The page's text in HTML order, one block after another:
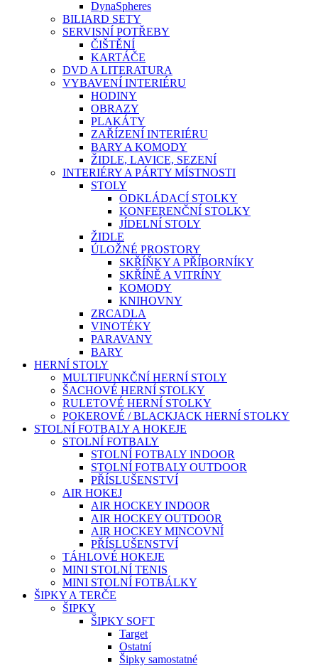
DynaSpheres
BILIARD SETY
SERVISNÍ POTŘEBY
ČIŠTĚNÍ
KARTÁČE
DVD A LITERATURA
VYBAVENÍ INTERIÉRU
HODINY
OBRAZY
PLAKÁTY
ZAŘÍZENÍ INTERIÉRU
BARY A KOMODY
ŽIDLE, LAVICE, SEZENÍ
INTERIÉRY A PÁRTY MÍSTNOSTI
STOLY
ODKLÁDACÍ STOLKY
KONFERENČNÍ STOLKY
JÍDELNÍ STOLY
ŽIDLE
ÚLOŽNÉ PROSTORY
SKŘÍŇKY A PŘÍBORNÍKY
SKŘÍNĚ A VITRÍNY
KOMODY
KNIHOVNY
ZRCADLA
VINOTÉKY
PARAVANY
BARY
HERNÍ STOLY
MULTIFUNKČNÍ HERNÍ STOLY
ŠACHOVÉ HERNÍ STOLKY
RULETOVÉ HERNÍ STOLKY
POKEROVÉ / BLACKJACK HERNÍ STOLKY
STOLNÍ FOTBALY A HOKEJE
STOLNÍ FOTBALY
STOLNÍ FOTBALY INDOOR
STOLNÍ FOTBALY OUTDOOR
PŘÍSLUŠENSTVÍ
AIR HOKEJ
AIR HOCKEY INDOOR
AIR HOCKEY OUTDOOR
AIR HOCKEY MINCOVNÍ
PŘÍSLUŠENSTVÍ
TÁHLOVÉ HOKEJE
MINI STOLNÍ TENIS
MINI STOLNÍ FOTBÁLKY
ŠIPKY A TERČE
ŠIPKY
ŠIPKY SOFT
Target
Ostatní
Šipky samostatné